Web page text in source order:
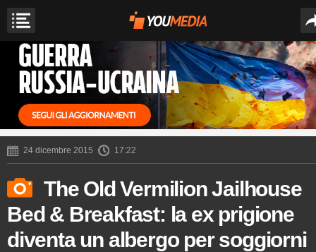
24 dicembre 2015 17:22
The Old Vermilion Jailhouse
Bed & Breakfast: la ex prigione
diventa un albergo per soggiorni